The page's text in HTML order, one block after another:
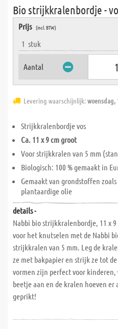
Bio strijkkralenbordje -
Prijs (incl. BTW)
1 stuk
Aantal
Levering waarschijnlijk:
Strijkkralenbordje vos
Ca. 11 x 9 cm groot
Voor strijkkralen van 5 mm
Biologisch: 100 % gemaakt in
Gemaakt van grondstoffen
plantaardige olie
details -
Nabbi bio strijkkralenbordje, 11 x
voor het knutselen met de Nabbi
strijkkralen van 5 mm. Leg de
ze met bakpapier en strijk ze tot
vormen zijn perfect voor kinderen,
beetje aan en de kralen hoeven er
geprikt!